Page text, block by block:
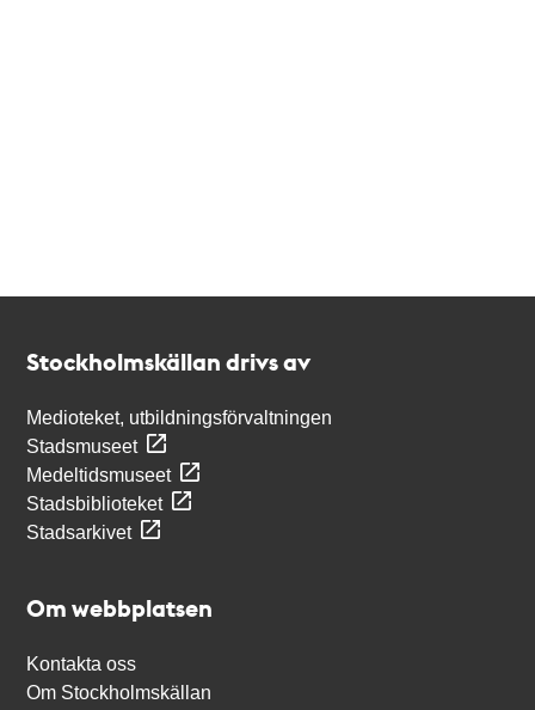
Stockholmskällan drivs av
Medioteket, utbildningsförvaltningen
Stadsmuseet
Medeltidsmuseet
Stadsbiblioteket
Stadsarkivet
Om webbplatsen
Kontakta oss
Om Stockholmskällan